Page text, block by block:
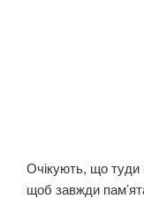
Очікують, що туди
щоб завжди